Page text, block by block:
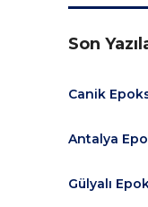
Son
Canik
Antalya
Gülyalı